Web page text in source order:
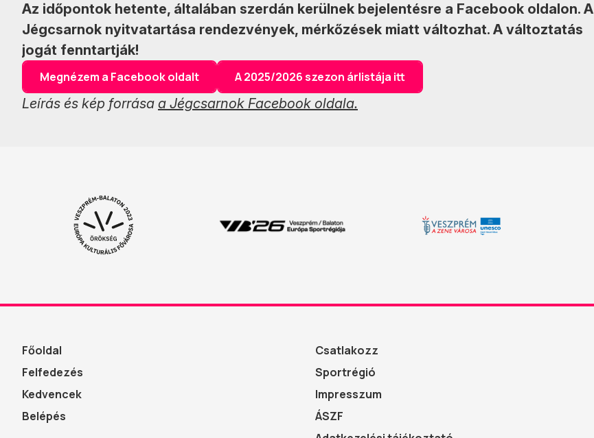
Az időpontok hetente, általában szerdán kerülnek bejelentésre a Facebook oldalon. A
Jégcsarnok nyitvatartása rendezvények, mérkőzések miatt változhat. A változtatás
jogát fenntartják!
Megnézem a Facebook oldalt A 2025/2026 szezon árlistája itt
Leírás és kép forrása a Jégcsarnok Facebook oldala.
Főoldal
Felfedezés
Kedvencek
Belépés
Csatlakozz
Sportrégió
Impresszum
ÁSZF